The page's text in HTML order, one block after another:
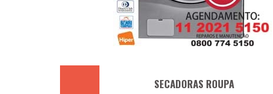
SECADORAS ROUPA